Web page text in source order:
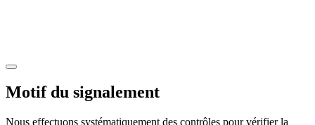
Motif du signalement
Nous effectuons systématiquement des contrôles pour vérifier la